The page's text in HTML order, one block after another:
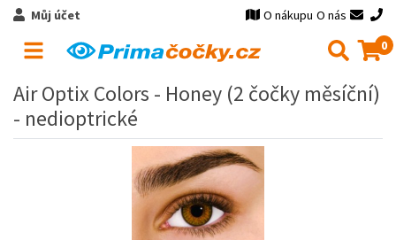
Můj účet O nákupu O nás
0
Air Optix Colors - Honey (2 čočky měsíční)
- nedioptrické